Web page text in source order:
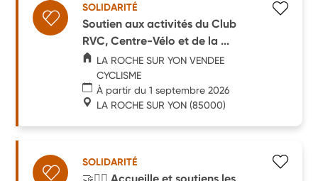
SOLIDARITÉ
Soutien aux activités du Club
RVC, Centre-Vélo et de la ...
LA ROCHE SUR YON VENDEE
CYCLISME
À partir du 1 septembre 2026
LA ROCHE SUR YON (85000)
SOLIDARITÉ
🤝🙋‍♀️ Accueille et soutiens les